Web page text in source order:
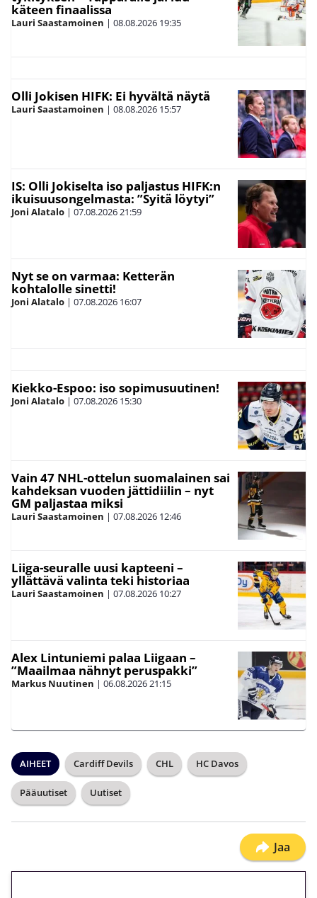
käteen finaalissa
Lauri Saastamoinen | 08.08.2026 19:35
Olli Jokisen HIFK: Ei hyvältä näytä
Lauri Saastamoinen | 08.08.2026 15:57
IS: Olli Jokiselta iso paljastus HIFK:n
ikuisuusongelmasta: ”Syitä löytyi”
Joni Alatalo | 07.08.202621:59
Nyt se on varmaa: Ketterän
kohtalolle sinetti!
Joni Alatalo | 07.08.2026 16:07
Kiekko-Espoo: iso sopimusuutinen!
Joni Alatalo | 07.08.2026 15:30
Vain 47 NHL-ottelun suomalainen sai
kahdeksan vuoden jättidiilin – nyt
GM paljastaa miksi
Lauri Saastamoinen | 07.08.2026 12:46
Liiga-seuralle uusi kapteeni –
yllättävä valinta teki historiaa
Lauri Saastamoinen | 07.08.2026 10:27
Alex Lintuniemi palaa Liigaan –
”Maailmaa nähnyt peruspakki”
Markus Nuutinen | 06.08.202621:15
AIHEET Cardiff Devils CHL HC Davos
Pääuutiset Uutiset
Jaa